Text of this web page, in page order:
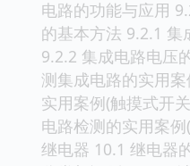
电路的功能与应用
的基本方法 9.2.1 集
9.2.2 集成电路电压
测集成电路的实用
实用案例(触摸式开
电路检测的实用案
继电器 10.1 继电器